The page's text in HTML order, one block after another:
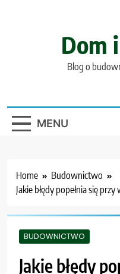
Dom
Blog o
MENU
Home
Budownictwo
Jakie błędy popełnia się
BUDOWNICTWO
Jakie błędy